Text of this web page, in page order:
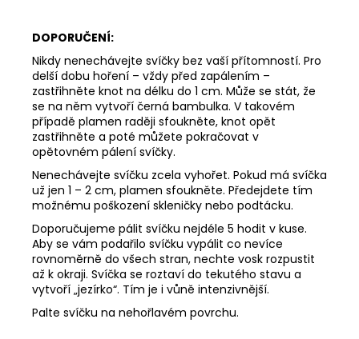
DOPORUČENÍ:
Nikdy nenechávejte svíčky bez vaší přítomností. Pro
delší dobu hoření – vždy před zapálením –
zastřihněte knot na délku do 1 cm. Může se stát, že
se na něm vytvoří černá bambulka. V takovém
případě plamen raději sfoukněte, knot opět
zastřihněte a poté můžete pokračovat v
opětovném pálení svíčky.
Nenechávejte svíčku zcela vyhořet. Pokud má svíčka
už jen 1 – 2 cm, plamen sfoukněte. Předejdete tím
možnému poškození skleničky nebo podtácku.
Doporučujeme pálit svíčku nejdéle 5 hodit v kuse.
Aby se vám podařilo svíčku vypálit co nevíce
rovnoměrně do všech stran, nechte vosk rozpustit
až k okraji. Svíčka se roztaví do tekutého stavu a
vytvoří „jezírko“. Tím je i vůně intenzivnější.
Palte svíčku na nehořlavém povrchu.